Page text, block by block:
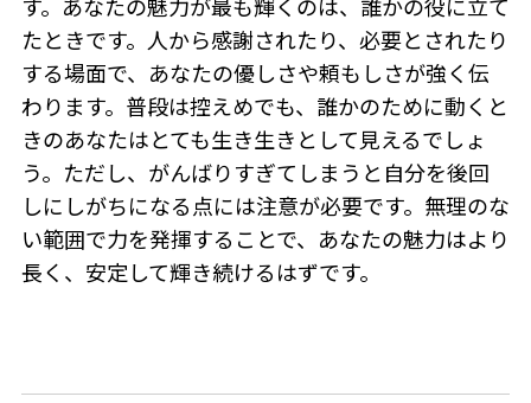
たときです。人から感謝されたり、必要とされたり
する場面で、あなたの優しさや頼もしさが強く伝
わります。普段は控えめでも、誰かのために動くと
きのあなたはとても生き生きとして見えるでしょ
う。ただし、がんばりすぎてしまうと自分を後回
しにしがちになる点には注意が必要です。無理のな
い範囲で力を発揮することで、あなたの魅力はより
長く、安定して輝き続けるはずです。